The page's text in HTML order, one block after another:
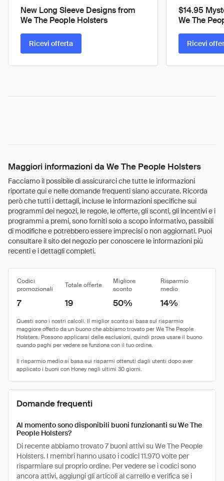
New Long Sleeve Designs from
We The People Holsters
Ricevi offerta
$14.95
We The
Ricevi
Maggiori informazioni da We The People Holsters
Facciamo il possibile di assicurarci che tutte le informazioni
riportate qui e nelle domande frequenti siano accurate. Ricorda
però che tutti i dettagli, incluse le informazioni specifiche sui
programmi dei negozi, le regole, le offerte, gli sconti, gli incentivi e i
programmi a premi, sono forniti solo a scopo informativo, passibili
di modifiche e potrebbero essere imprecisi o non aggiornati. Puoi
consultare il sito del negozio per conoscere le informazioni più
recenti e i dettagli completi.
Codici
promozionali
Totale offerte
Migliore
sconto
Risparmio
medio
7 19 50% 14%
Domande frequenti
Al momento sono disponibili buoni funzionanti su We The
People Holsters?
Di recente abbiamo trovato 7 buoni attivi su We The People
Holsters. I membri hanno usato i codici 11.970 volte per
risparmiare sul proprio ordine. Per vedere se i codici sono
ancora attivi, aggiungi gli articoli al carrello e verifica se i